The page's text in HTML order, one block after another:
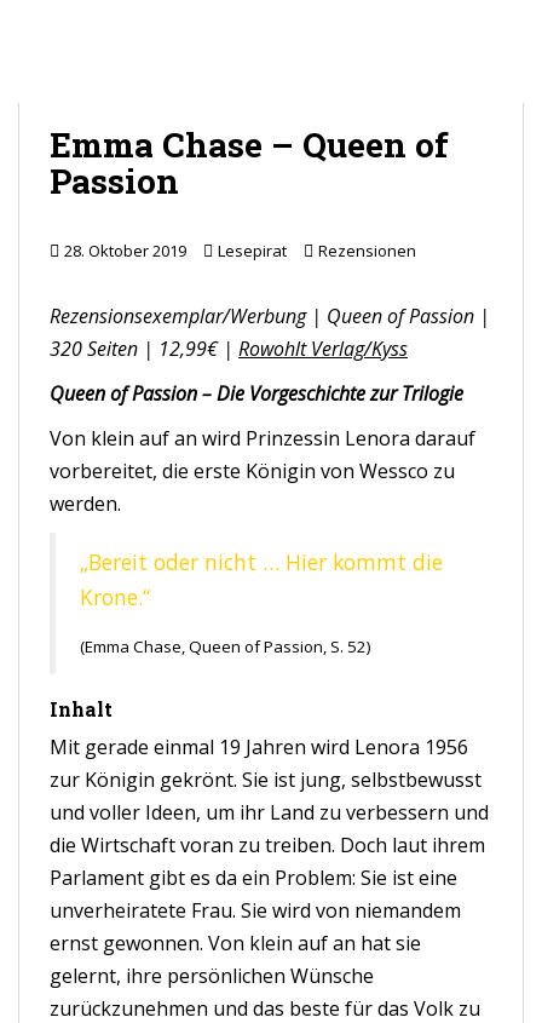
Emma Chase – Queen of
Passion
28. Oktober 2019 Lesepirat Rezensionen
Rezensionsexemplar/Werbung | Queen of Passion |
320 Seiten | 12,99€ | Rowohlt Verlag/Kyss
Queen of Passion – Die Vorgeschichte zur Trilogie
Von klein auf an wird Prinzessin Lenora darauf
vorbereitet, die erste Königin von Wessco zu
werden.
„Bereit oder nicht … Hier kommt die
Krone.“
(Emma Chase, Queen of Passion, S. 52)
Inhalt
Mit gerade einmal 19 Jahren wird Lenora 1956
zur Königin gekrönt. Sie ist jung, selbstbewusst
und voller Ideen, um ihr Land zu verbessern und
die Wirtschaft voran zu treiben. Doch laut ihrem
Parlament gibt es da ein Problem: Sie ist eine
unverheiratete Frau. Sie wird von niemandem
ernst gewonnen. Von klein auf an hat sie
gelernt, ihre persönlichen Wünsche
zurückzunehmen und das beste für das Volk zu